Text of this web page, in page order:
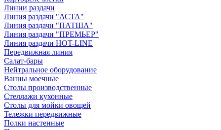
Линии раздачи
Линия раздачи "АСТА"
Линия раздачи "ПАТША"
Линия раздачи "ПРЕМЬЕР"
Линия раздачи HOT-LINE
Передвижная линия
Салат-бары
Нейтральное оборудование
Ванны моечные
Столы производственные
Стеллажи кухонные
Столы для мойки овощей
Тележки передвижные
Полки настенные